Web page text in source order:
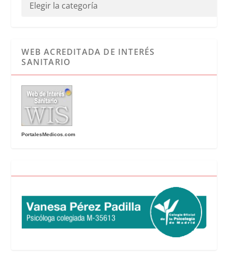
WEB ACREDITADA DE INTERÉS
SANITARIO
PortalesMedicos.com